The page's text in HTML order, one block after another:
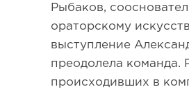
Рыбаков,
ораторскому
выступление
преодолела команда.
происходивших в